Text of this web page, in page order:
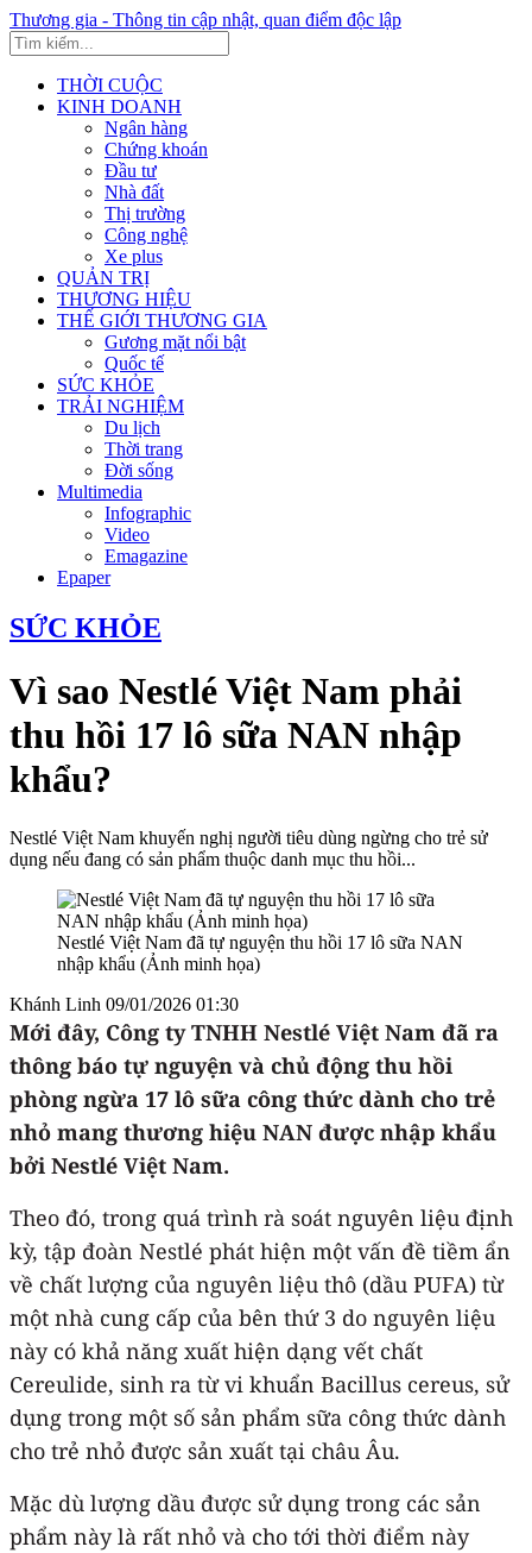
Thương gia - Thông tin cập nhật, quan điểm độc lập
THỜI CUỘC
KINH DOANH
Ngân hàng
Chứng khoán
Đầu tư
Nhà đất
Thị trường
Công nghệ
Xe plus
QUẢN TRỊ
THƯƠNG HIỆU
THẾ GIỚI THƯƠNG GIA
Gương mặt nổi bật
Quốc tế
SỨC KHỎE
TRẢI NGHIỆM
Du lịch
Thời trang
Đời sống
Multimedia
Infographic
Video
Emagazine
Epaper
SỨC KHỎE
Vì sao Nestlé Việt Nam phải
thu hồi 17 lô sữa NAN nhập
khẩu?
Nestlé Việt Nam khuyến nghị người tiêu dùng ngừng cho trẻ sử
dụng nếu đang có sản phẩm thuộc danh mục thu hồi...
Nestlé Việt Nam đã tự nguyện thu hồi 17 lô sữa NAN
nhập khẩu (Ảnh minh họa)
Khánh Linh 09/01/2026 01:30
Mới đây, Công ty TNHH Nestlé Việt Nam đã ra
thông báo tự nguyện và chủ động thu hồi
phòng ngừa 17 lô sữa công thức dành cho trẻ
nhỏ mang thương hiệu NAN được nhập khẩu
bởi Nestlé Việt Nam.
Theo đó, trong quá trình rà soát nguyên liệu định
kỳ, tập đoàn Nestlé phát hiện một vấn đề tiềm ẩn
về chất lượng của nguyên liệu thô (dầu PUFA) từ
một nhà cung cấp của bên thứ 3 do nguyên liệu
này có khả năng xuất hiện dạng vết chất
Cereulide, sinh ra từ vi khuẩn Bacillus cereus, sử
dụng trong một số sản phẩm sữa công thức dành
cho trẻ nhỏ được sản xuất tại châu Âu.
Mặc dù lượng dầu được sử dụng trong các sản
phẩm này là rất nhỏ và cho tới thời điểm này